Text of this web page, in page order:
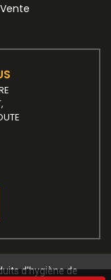
d'hygiène de